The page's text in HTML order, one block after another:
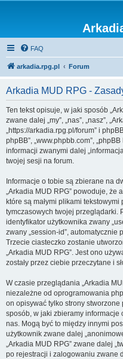
FAQ
arkadia.rpg.pl Forum
Arkadia MUD RPG -
Ten tekst opisuje, w jaki sposób
zwane dalej „my”, „nas”, „nasz”,
„https://arkadia.rpg.pl/forum” i
phpBB”, „www.phpbb.com”,
informacji zwanymi dalej
twojej sesji na forum.
Informacje o tobie są zbierane na
„Arkadia MUD RPG” powoduje, że
które są małymi plikami
tymczasowych twojej przeglądarki.
identyfikator użytkownika zwany
zwany „session-id”,
Trzecie ciasteczko zostanie
„Arkadia MUD RPG”. Jest ono
zostały przez ciebie przeczytane i
W czasie przeglądania „Arkadia
niezależne od oprogramowania
on opisywać tylko strony
sposób, w jaki zbieramy informacje
nas. Mogą być to między innymi
użytkownik zwane dalej
„Arkadia MUD RPG” zwane dalej
po rejestracji i zalogowaniu zwane